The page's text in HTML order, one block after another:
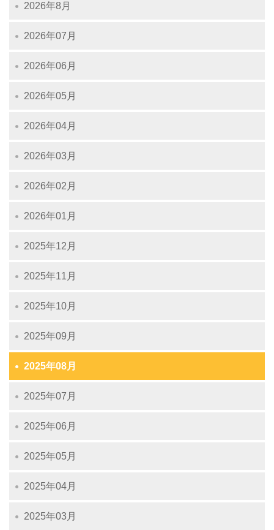
2026年8月
2026年07月
2026年06月
2026年05月
2026年04月
2026年03月
2026年02月
2026年01月
2025年12月
2025年11月
2025年10月
2025年09月
2025年08月
2025年07月
2025年06月
2025年05月
2025年04月
2025年03月